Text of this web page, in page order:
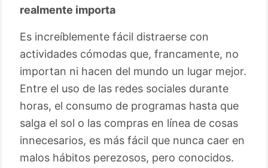
realmente importa
Es increíblemente fácil distraerse con
actividades cómodas que, francamente, no
importan ni hacen del mundo un lugar mejor.
Entre el uso de las redes sociales durante
horas, el consumo de programas hasta que
salga el sol o las compras en línea de cosas
innecesarios, es más fácil que nunca caer en
malos hábitos perezosos, pero conocidos.